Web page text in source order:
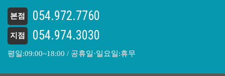
본점 054.972.7760
지점 054.974.3030
평일:09:00~18:00 / 공휴일·일요일:휴무